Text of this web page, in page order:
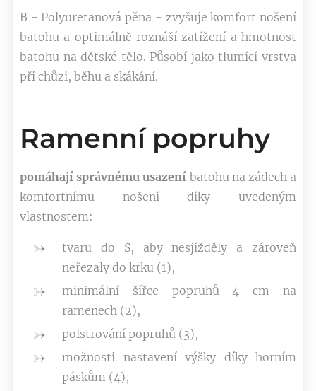
B - Polyuretanová pěna - zvyšuje komfort nošení
batohu a optimálně roznáší zatížení a hmotnost
batohu na dětské tělo. Působí jako tlumící vrstva
při chůzi, běhu a skákání.
Ramenní popruhy
pomáhají správnému usazení batohu na zádech a
komfortnímu nošení díky uvedeným
vlastnostem:
tvaru do S, aby nesjížděly a zároveň
neřezaly do krku (1),
minimální šířce popruhů 4 cm na
ramenech (2),
polstrování popruhů (3),
možnosti nastavení výšky díky horním
páskům (4),